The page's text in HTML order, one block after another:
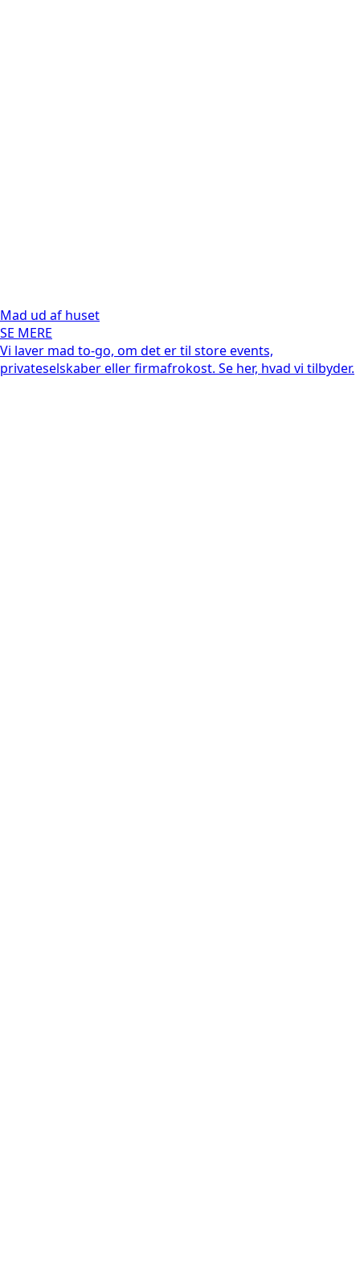
Mad ud af huset
SE MERE
Vi laver mad to-go, om det er til store events,
privateselskaber eller firmafrokost. Se her, hvad vi tilbyder.